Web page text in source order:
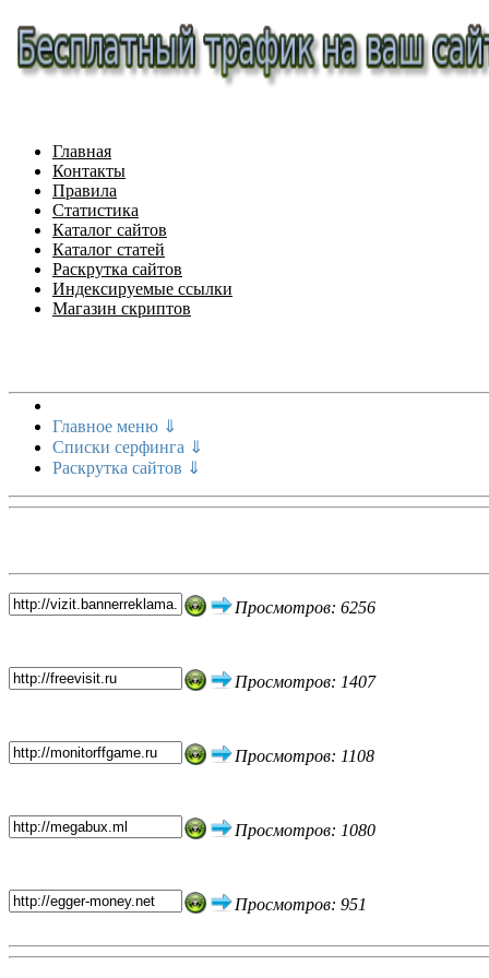
Главная
Контакты
Правила
Статистика
Каталог сайтов
Каталог статей
Раскрутка сайтов
Индексируемые ссылки
Магазин скриптов
Главное меню ⇓
Списки серфинга ⇓
Раскрутка сайтов ⇓
Просмотров: 6256
Просмотров: 1407
Просмотров: 1108
Просмотров: 1080
Просмотров: 951